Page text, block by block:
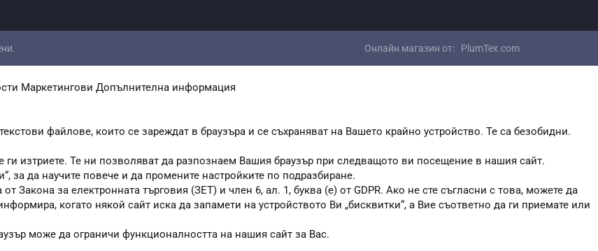
Онлайн магазин от: PlumTex.com
Маркетингови Допълнителна информация
файлове, които се зареждат в браузъра и се съхраняват на Вашето крайно устройство. Те са безобидни.
ги изтриете. Те ни позволяват да разпознаем Вашия браузър при следващото ви посещение в нашия сайт.
за да научите повече и да промените настройките по подразбиране.
Закона за електронната търговия (ЗЕТ) и член 6, ал. 1, буква (е) от GDPR. Ако не сте съгласни с това, можете да
когато някой сайт иска да запамети на устройството Ви „бисквитки“, а Вие съответно да ги приемате или
може да ограничи функционалността на нашия сайт за Вас.